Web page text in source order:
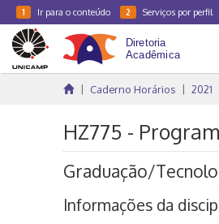
1 Ir para o conteúdo 2 Serviços por perfil
Caderno Horários 2021
HZ775 -
Graduação/
Informações da